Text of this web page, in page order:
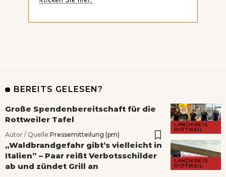
BEREITS GELESEN?
LANDKREIS
ROTTWEIL
Große Spendenbereitschaft für die
Rottweiler Tafel
Autor / Quelle:Pressemitteilung (pm)
LANDKREIS
ROTTWEIL
„Waldbrandgefahr gibt’s vielleicht in
Italien” – Paar reißt Verbotsschilder
ab und zündet Grill an